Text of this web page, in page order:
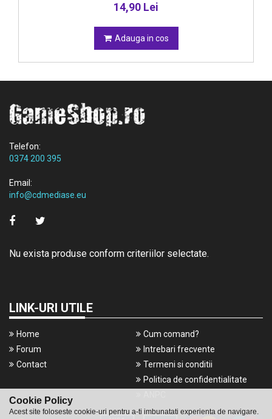
Cookie Policy
Acest site foloseste cookie-uri pentru a-ti imbunatati experienta de navigare.
14,90 Lei
Adauga in cos
Telefon:
0374 200 395
Email:
info@cdmediase.eu
Nu exista produse conform criteriilor selectate.
LINK-URI UTILE
Home
Forum
Contact
Cum comand?
Intrebari frecvente
Termeni si conditii
Politica de confidentialitate